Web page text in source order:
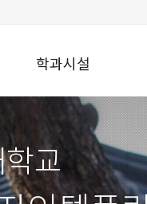
학과시설
교